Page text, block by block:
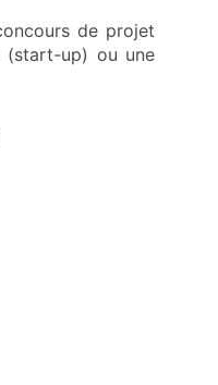
de projet
(start-up) ou une